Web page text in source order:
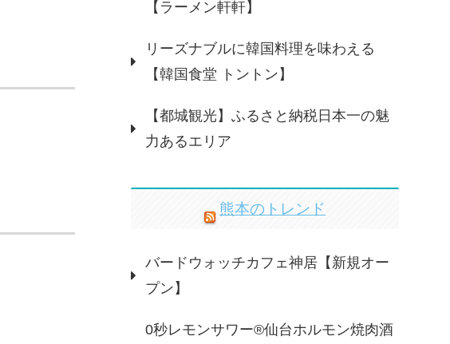
【ラーメン軒軒】
リーズナブルに韓国料理を味わえる
【韓国食堂 トントン】
【都城観光】ふるさと納税日本一の魅
力あるエリア
熊本のトレンド
バードウォッチカフェ神居【新規オー
プン】
0秒レモンサワー®仙台ホルモン焼肉酒